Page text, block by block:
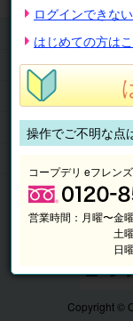
チケット
くらしのサービス
このサイトの使い方
マイページ
Copyright ©
ログインできな
はじめての方は
操作でご不明な点
コープデリ eフレン
営業時間： 月曜〜金
土
日